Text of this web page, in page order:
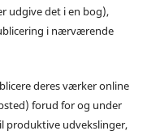
udgive det i en bog),
i nærværende
deres værker online
forud for og under
produktive udvekslinger,